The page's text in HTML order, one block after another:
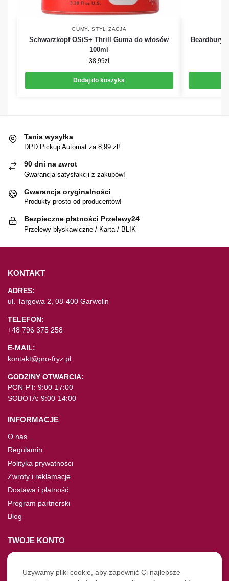
GUMY,STYLIZACJA
Schwarzkopf OSiS+ Thrill Guma do włosów
100ml
38,99zł
Dodaj do koszyka
Tania wysyłka
DPD Pickup Automat za 8,99 zł!
90 dni na zwrot
Gwarancja satysfakcji z zakupów!
Gwarancja oryginalności
Produkty prosto od producentów!
Bezpieczne płatności Przelewy24
Przelewy błyskawiczne / Karta / BLIK
KONTAKT
ADRES:
ul. Targowa 2, 08-400 Garwolin
TELEFON:
+48 796 375 258
E-MAIL:
kontakt@pro-fryz.pl
GODZINY OTWARCIA:
PON-PT: 9:00-17:00
SOBOTA: 9:00-14:00
INFORMACJE
O nas
Regulamin
Polityka prywatności
Zwroty i reklamacje
Dostawa i płatność
Program partnerski
Blog
TWOJE KONTO
Moje konto
Nie pamiętasz hasła?
Używamy pliki cookie, aby zapewnić Ci najlepsze